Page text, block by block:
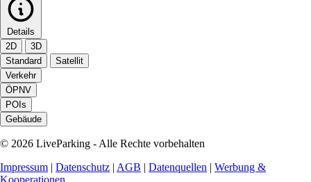
Details
2D
3D
Standard
Satellit
Verkehr
ÖPNV
POIs
Gebäude
© 2026 LiveParking - Alle Rechte vorbehalten
Impressum | Datenschutz | AGB | Datenquellen | Werbung &
Kooperationen